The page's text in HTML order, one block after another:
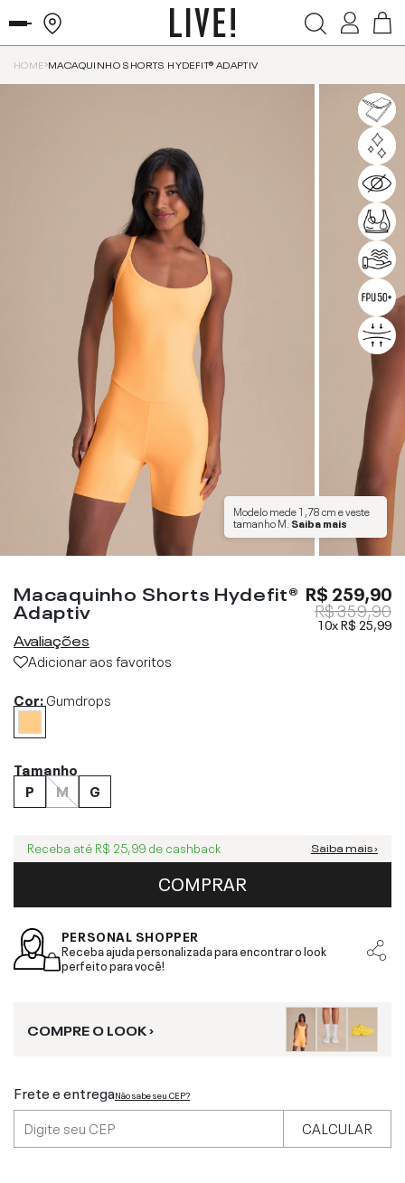
HOME MACAQUINHO SHORTS HYDEFIT® ADAPTIV
Modelo mede1,78 cme veste
tamanhoM Saiba mais
Macaquinho Shorts Hydefit®
Adaptiv
Avaliações
Adicionar aos favoritos
R$ 259,90
R$ 359,90
10xR$ 25,99
Cor:Gumdrops
Tamanho
P
M G
Receba até R$ 25,99 de cashback Saiba mais ›
COMPRAR
PERSONAL SHOPPER
Receba ajuda personalizada para encontrar o look
perfeito para você!
COMPRE O LOOK ›
Frete e entregaNão sabe seu CEP?
CALCULAR